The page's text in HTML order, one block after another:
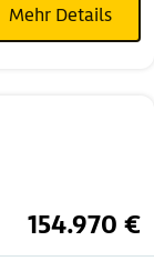
Mehr Details
154.970 €